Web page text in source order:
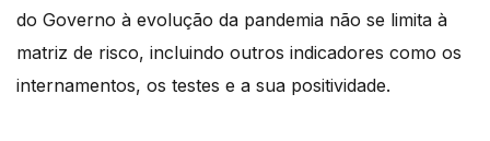
do Governo à evolução da pandemia não se limita à
matriz de risco, incluindo outros indicadores como os
internamentos, os testes e a sua positividade.